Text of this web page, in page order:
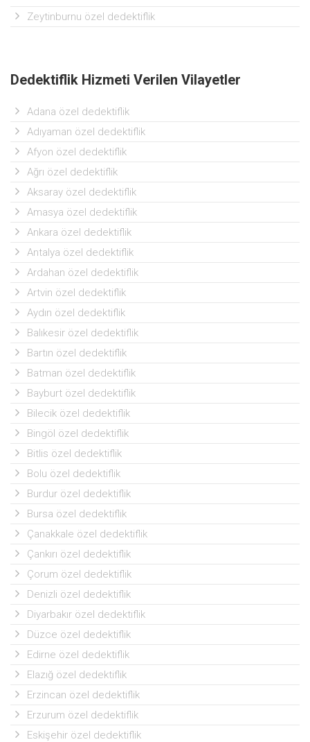
Zeytinburnu özel dedektiflik
Dedektiflik Hizmeti Verilen Vilayetler
Adana özel dedektiflik
Adıyaman özel dedektiflik
Afyon özel dedektiflik
Ağrı özel dedektiflik
Aksaray özel dedektiflik
Amasya özel dedektiflik
Ankara özel dedektiflik
Antalya özel dedektiflik
Ardahan özel dedektiflik
Artvin özel dedektiflik
Aydın özel dedektiflik
Balıkesir özel dedektiflik
Bartın özel dedektiflik
Batman özel dedektiflik
Bayburt özel dedektiflik
Bilecik özel dedektiflik
Bingöl özel dedektiflik
Bitlis özel dedektiflik
Bolu özel dedektiflik
Burdur özel dedektiflik
Bursa özel dedektiflik
Çanakkale özel dedektiflik
Çankırı özel dedektiflik
Çorum özel dedektiflik
Denizli özel dedektiflik
Diyarbakır özel dedektiflik
Düzce özel dedektiflik
Edirne özel dedektiflik
Elazığ özel dedektiflik
Erzincan özel dedektiflik
Erzurum özel dedektiflik
Eskişehir özel dedektiflik